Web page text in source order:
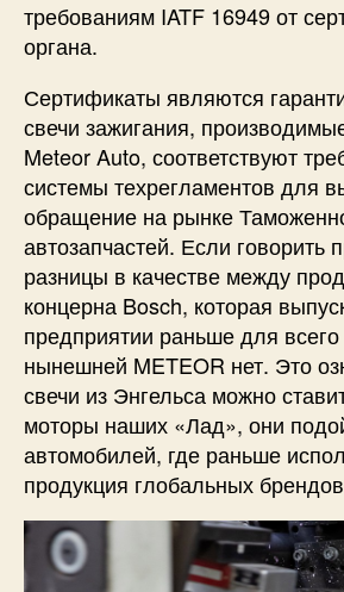
требованиям IATF 16949 от
органа.
Сертификаты являются
свечи зажигания,
Meteor Auto, соответствуют
системы техрегламентов для
обращение на рынке
автозапчастей. Если говорить
разницы в качестве между
концерна Bosch, которая
предприятии раньше для
нынешней METEOR нет. Это
свечи из Энгельса можно
моторы наших «Лад», они
автомобилей, где раньше
продукция глобальных